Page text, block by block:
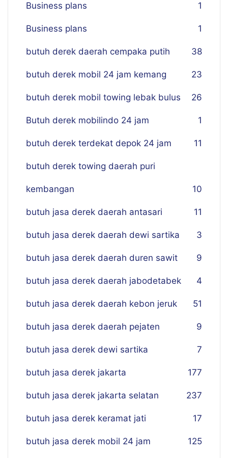
Business plans 1
Business plans 1
butuh derek daerah cempaka putih 38
butuh derek mobil 24 jam kemang 23
butuh derek mobil towing lebak bulus 26
Butuh derek mobilindo 24 jam 1
butuh derek terdekat depok 24 jam 11
butuh derek towing daerah puri
kembangan 10
butuh jasa derek daerah antasari 11
butuh jasa derek daerah dewi sartika 3
butuh jasa derek daerah duren sawit 9
butuh jasa derek daerah jabodetabek 4
butuh jasa derek daerah kebon jeruk 51
butuh jasa derek daerah pejaten 9
butuh jasa derek dewi sartika 7
butuh jasa derek jakarta 177
butuh jasa derek jakarta selatan 237
butuh jasa derek keramat jati 17
butuh jasa derek mobil 24 jam 125